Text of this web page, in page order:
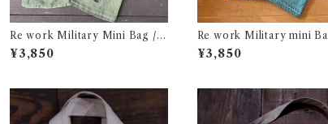
Re work Military Mini Bag /
リワーク ミリタリー ミニ バッグ
古着
¥3,850
Re work Military mini
ワーク ミリタリー ミニ バ
着
¥3,850